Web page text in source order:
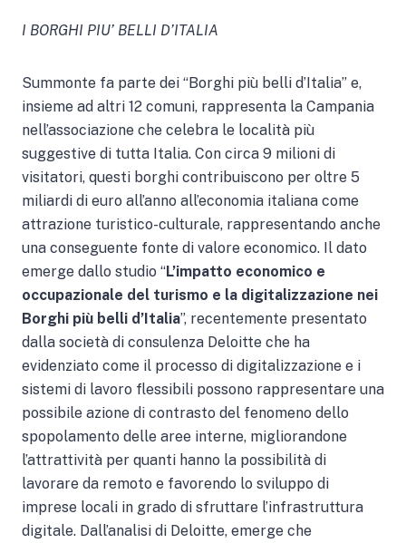
I BORGHI PIU’ BELLI D’ITALIA
Summonte fa parte dei “Borghi più belli d’Italia” e,
insieme ad altri 12 comuni, rappresenta la Campania
nell’associazione che celebra le località più
suggestive di tutta Italia. Con circa 9 milioni di
visitatori, questi borghi contribuiscono per oltre 5
miliardi di euro all’anno all’economia italiana come
attrazione turistico-culturale, rappresentando anche
una conseguente fonte di valore economico. Il dato
emerge dallo studio “L’impatto economico e
occupazionale del turismo e la digitalizzazione nei
Borghi più belli d’Italia”, recentemente presentato
dalla società di consulenza Deloitte che ha
evidenziato come il processo di digitalizzazione e i
sistemi di lavoro flessibili possono rappresentare una
possibile azione di contrasto del fenomeno dello
spopolamento delle aree interne, migliorandone
l’attrattività per quanti hanno la possibilità di
lavorare da remoto e favorendo lo sviluppo di
imprese locali in grado di sfruttare l’infrastruttura
digitale. Dall’analisi di Deloitte, emerge che